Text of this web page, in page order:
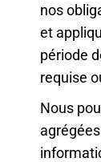
nos
et
période
requise
Nous